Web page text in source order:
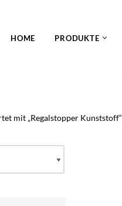
HOME PRODUKTE
mit „Regalstopper Kunststoff“